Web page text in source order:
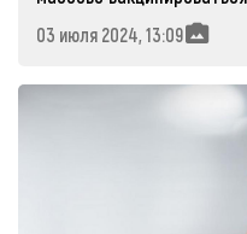
03 июля 2024, 13:09